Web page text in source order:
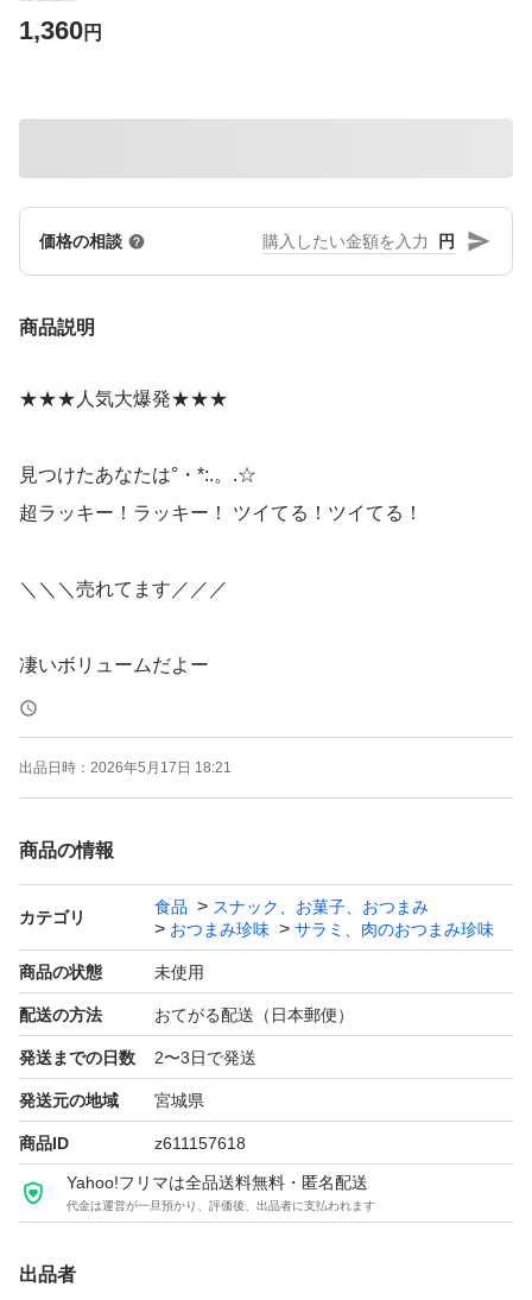
1,360円
価格の相談 円
商品説明
★★★人気大爆発★★★
見つけたあなたは°・*:.。.☆
超ラッキー！ラッキー！ ツイてる！ツイてる！
＼＼＼売れてます／／／
凄いボリュームだよー
(´へεへ`*)
山形県有名企業【宮内ハム】
独自の製法で、肉の旨みとスパイシーな味わいで、県内は
です。
ボリュームたっぷり！
てんこ盛り！
この機会に山形の味を是非ご賞味下さいね(⌒▽⌒)
★辛口黒胡椒
★500ｇ× 1袋
出品日時： 2026年5月17日 18:21
商品の情報
カテゴリ
食品
スナック、お菓子、おつまみ
おつまみ珍味
サラミ、肉のおつまみ珍味
商品の状態 未使用
配送の方法 おてがる配送（日本郵便）
発送までの日数 2〜3日で発送
発送元の地域 宮城県
商品ID z611157618
Yahoo!フリマは全品送料無料・匿名配送
代金は運営が一旦預かり、評価後、出品者に支払われます
出品者